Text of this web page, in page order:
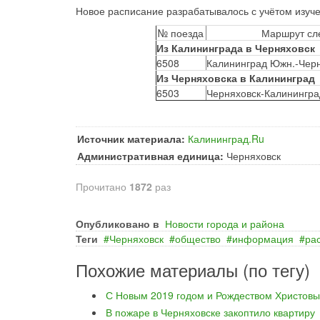
Новое расписание разрабатывалось с учётом
№ поезда
Маршрут
Из Калининграда в Черняховск
6508
Калининград Южн.-
Из Черняховска в Калининград
6503
Черняховск-
Источник материала: Калининград.Ru
Административная единица: Черняховск
Прочитано 1872 раз
Опубликовано в Новости города и района
Теги
Черняховск общество информация
Похожие материалы (по тегу)
С Новым 2019 годом и Рождеством
В пожаре в Черняховске закоптило квартиру